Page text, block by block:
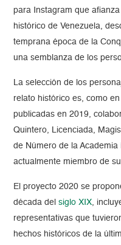
para Instagram que
histórico de Venezuela,
temprana época de la
una semblanza de los
La selección de los
relato histórico es, como
publicadas en 2019,
Quintero, Licenciada,
de Número de la
actualmente miembro de
El proyecto 2020 se
década delsiglo XIX,
representativas que
hechos históricos de la